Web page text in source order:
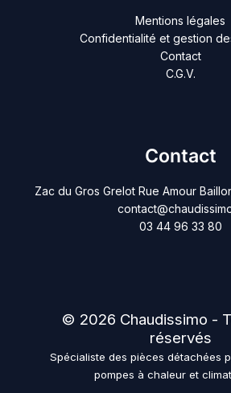
Mentions légales
Confidentialité et gestion
Contact
C.G.V.
Contact
Zac du Gros Grelot Rue Amour
03 44 96 33 80
© 2026 Chaudissimo -
réservés
Spécialiste des pièces détachées
pompes à chaleur et